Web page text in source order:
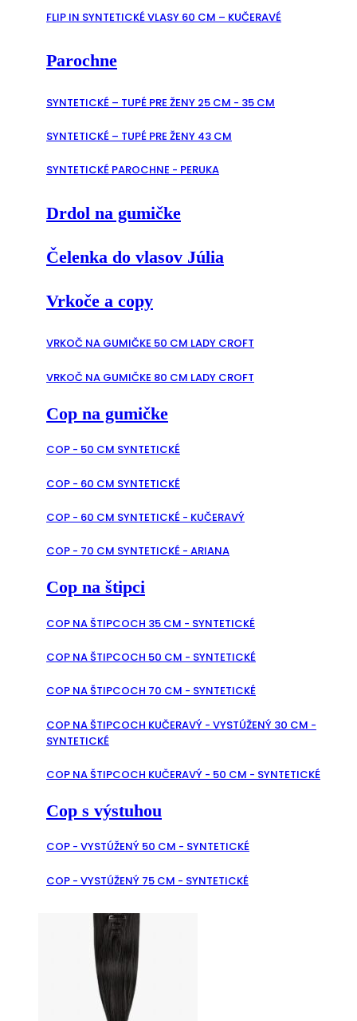
FLIP IN SYNTETICKÉ VLASY 60 CM – KUČERAVÉ
Parochne
SYNTETICKÉ – TUPÉ PRE ŽENY 25 CM - 35 CM
SYNTETICKÉ – TUPÉ PRE ŽENY 43 CM
SYNTETICKÉ PAROCHNE - PERUKA
Drdol na gumičke
Čelenka do vlasov Júlia
Vrkoče a copy
VRKOČ NA GUMIČKE 50 CM LADY CROFT
VRKOČ NA GUMIČKE 80 CM LADY CROFT
Cop na gumičke
COP - 50 CM SYNTETICKÉ
COP - 60 CM SYNTETICKÉ
COP - 60 CM SYNTETICKÉ - KUČERAVÝ
COP - 70 CM SYNTETICKÉ - ARIANA
Cop na štipci
COP NA ŠTIPCOCH 35 CM - SYNTETICKÉ
COP NA ŠTIPCOCH 50 CM - SYNTETICKÉ
COP NA ŠTIPCOCH 70 CM - SYNTETICKÉ
COP NA ŠTIPCOCH KUČERAVÝ - VYSTÚŽENÝ 30 CM -
SYNTETICKÉ
COP NA ŠTIPCOCH KUČERAVÝ - 50 CM - SYNTETICKÉ
Cop s výstuhou
COP - VYSTÚŽENÝ 50 CM - SYNTETICKÉ
COP - VYSTÚŽENÝ 75 CM - SYNTETICKÉ